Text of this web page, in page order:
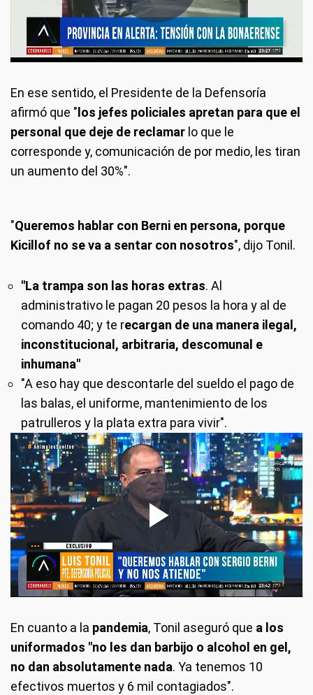
En ese sentido, el Presidente de la Defensoría
afirmó que " los jefes policiales apretan para que el
personal que deje de reclamar lo que le
corresponde y, comunicación de por medio, les tiran
un aumento del 30%".
"Queremos hablar con Berni en persona, porque
Kicillof no se va a sentar con nosotros", dijo Tonil.
"La trampa son las horas extras. Al
administrativo le pagan 20 pesos la hora y al de
comando 40; y te recargan de una manera ilegal,
inconstitucional, arbitraria, descomunal e
inhumana"
"A eso hay que descontarle del sueldo el pago de
las balas, el uniforme, mantenimiento de los
patrulleros y la plata extra para vivir".
En cuanto a la pandemia, Tonil aseguró que a los
uniformados "no les dan barbijo o alcohol en gel,
no dan absolutamente nada. Ya tenemos 10
efectivos muertos y 6 mil contagiados".